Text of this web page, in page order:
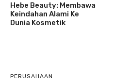
Hebe Beauty: Membawa
Keindahan Alami Ke
Dunia Kosmetik
PERUSAHAAN